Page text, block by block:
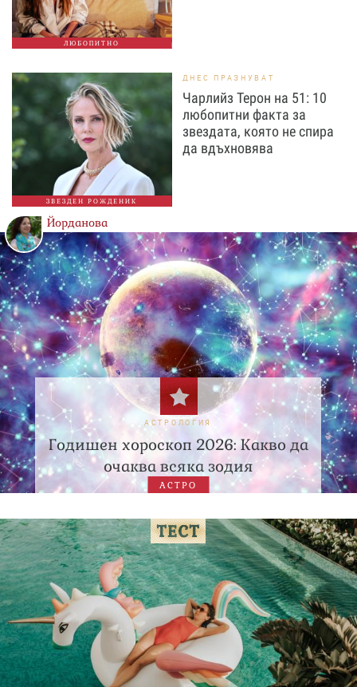
ЛЮБОПИТНО
ЗВЕЗДЕН РОЖДЕНИК
ДНЕС ПРАЗНУВАТ
Чарлийз Терон на 51: 10
любопитни факта за
звездата, която не спира
да вдъхновява
Йорданова
АСТРОЛОГИЯ
Годишен хороскоп 2026: Какво да
очаква всяка зодия
АСТРО